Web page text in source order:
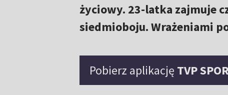
życiowy. 23-latka zajmuje
siedmioboju. Wrażeniami
Pobierz aplikację TVP